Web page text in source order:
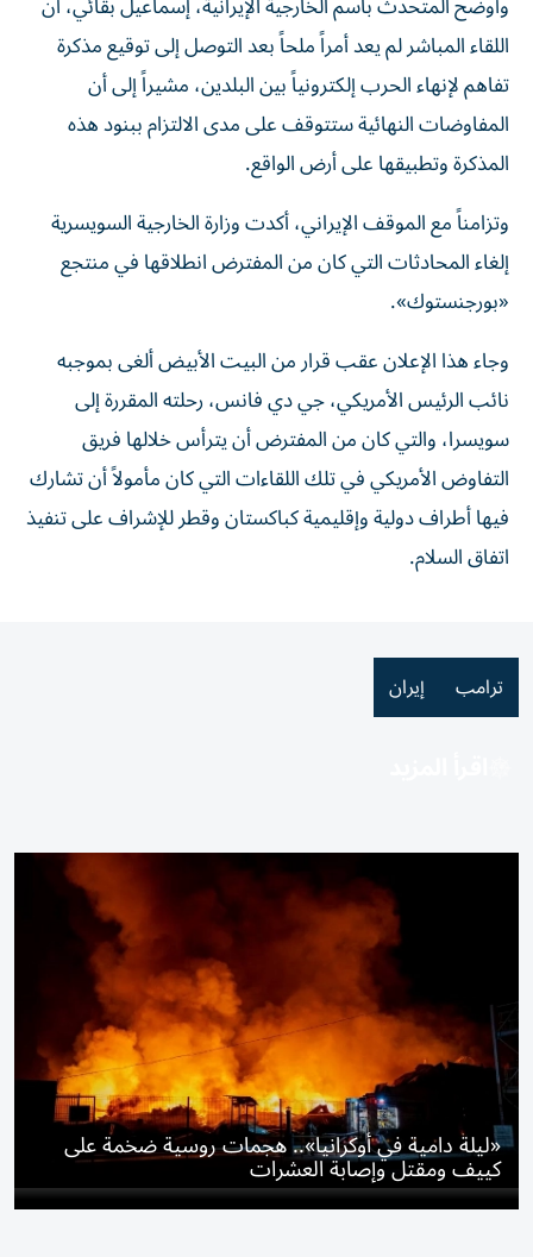
اللقاء المباشر لم يعد أمراً ملحاً بعد التوصل إلى توقيع مذكرة
تفاهم لإنهاء الحرب إلكترونياً بين البلدين، مشيراً إلى أن
المفاوضات النهائية ستتوقف على مدى الالتزام ببنود هذه
المذكرة وتطبيقها على أرض الواقع.
وتزامناً مع الموقف الإيراني، أكدت وزارة الخارجية السويسرية
إلغاء المحادثات التي كان من المفترض انطلاقها في منتجع
«بورجنستوك».
وجاء هذا الإعلان عقب قرار من البيت الأبيض ألغى بموجبه
نائب الرئيس الأمريكي، جي دي فانس، رحلته المقررة إلى
سويسرا، والتي كان من المفترض أن يترأس خلالها فريق
التفاوض الأمريكي في تلك اللقاءات التي كان مأمولاً أن تشارك
فيها أطراف دولية وإقليمية كباكستان وقطر للإشراف على تنفيذ
اتفاق السلام.
ترامب إيران
«ليلة دامية في أوكرانيا».. هجمات روسية ضخمة على
كييف ومقتل وإصابة العشرات